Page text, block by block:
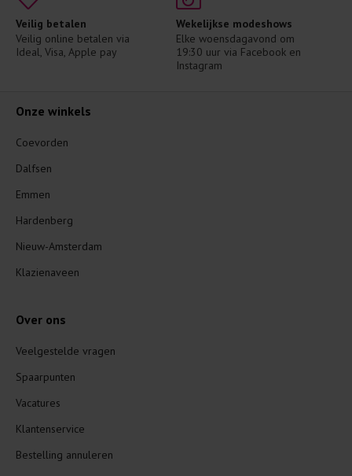
Veilig betalen
Veilig online betalen via
Ideal, Visa, Apple pay
Wekelijkse modeshows
Elke woensdagavond om
19:30 uur via Facebook en
Instagram
Onze winkels
Coevorden
Dalfsen
Emmen
Hardenberg
Nieuw-Amsterdam
Klazienaveen
Over ons
Veelgestelde vragen
Spaarpunten
Vacatures
Klantenservice
Bestelling annuleren